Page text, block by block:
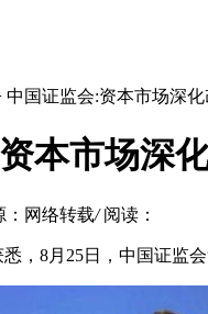
中国证监会:资本市场深
本市场深
：网络转载/ 阅读：
，8月25日，中国证监